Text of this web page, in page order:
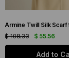
$ 55.56
$ 108.33
Add to